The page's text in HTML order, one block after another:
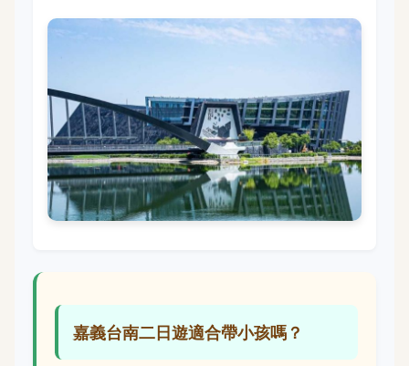
嘉義台南二日遊適合帶小孩嗎？